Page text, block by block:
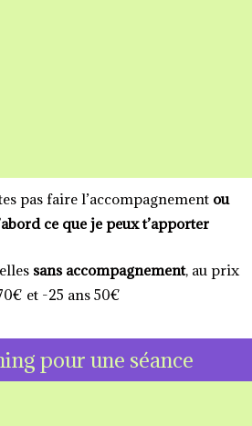
pas faire l’accompagnement ou
ce que je peux t’apporter
sans accompagnement, au prix
et -25 ans 50€
pour une séance